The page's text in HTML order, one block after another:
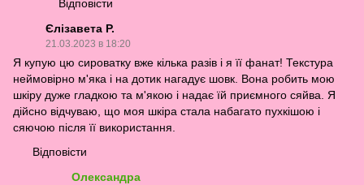
Відповісти
Єлізавета Р.
21.03.2023 в 18:20
Я купую цю сироватку вже кілька разів і я її фанат! Текстура
неймовірно м'яка і на дотик нагадує шовк. Вона робить мою
шкіру дуже гладкою та м'якою і надає їй приємного сяйва. Я
дійсно відчуваю, що моя шкіра стала набагато пухкішою і
сяючою після її використання.
Відповісти
Олександра